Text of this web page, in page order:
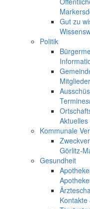
Gut zu
Politik
Termine
Kommunale
Görlitz-
Gesundheit